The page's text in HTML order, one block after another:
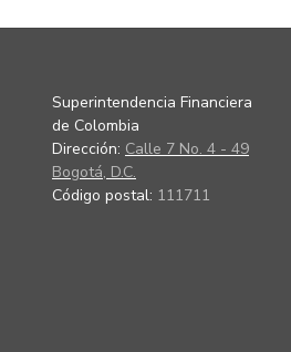
Superintendencia Financiera
de Colombia
Dirección: Calle 7 No. 4 - 49
Bogotá, D.C.
Código postal: 111711